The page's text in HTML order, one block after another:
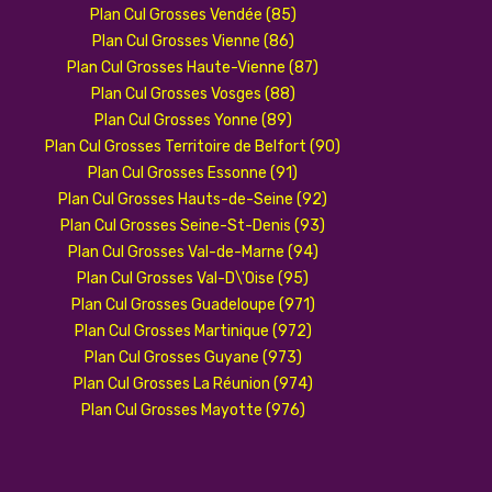
Plan Cul Grosses Vendée (85)
Plan Cul Grosses Vienne (86)
Plan Cul Grosses Haute-Vienne (87)
Plan Cul Grosses Vosges (88)
Plan Cul Grosses Yonne (89)
Plan Cul Grosses Territoire de Belfort (90)
Plan Cul Grosses Essonne (91)
Plan Cul Grosses Hauts-de-Seine (92)
Plan Cul Grosses Seine-St-Denis (93)
Plan Cul Grosses Val-de-Marne (94)
Plan Cul Grosses Val-D\'Oise (95)
Plan Cul Grosses Guadeloupe (971)
Plan Cul Grosses Martinique (972)
Plan Cul Grosses Guyane (973)
Plan Cul Grosses La Réunion (974)
Plan Cul Grosses Mayotte (976)